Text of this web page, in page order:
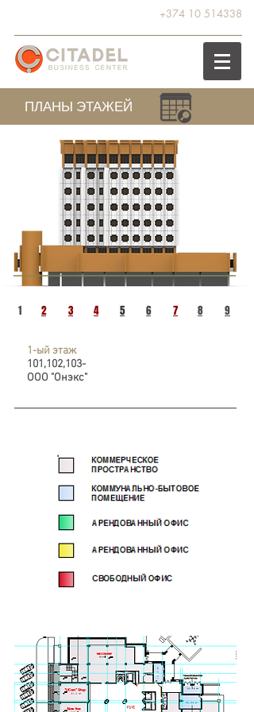
+374 10 514338
ПЛАНЫ ЭТАЖЕЙ
1 2 3 4 5 6 7 8 9
1-ый этаж
101,102,103-
ООО "Онэкс"